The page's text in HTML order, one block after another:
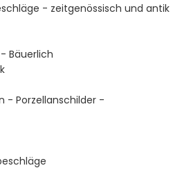
- zeitgenössisch und antik
Bäuerlich
- Porzellanschilder -